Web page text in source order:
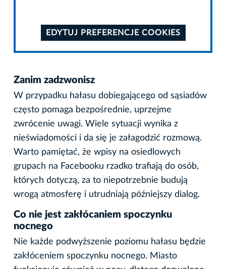
EDYTUJ PREFERENCJE COOKIES
Zanim zadzwonisz
W przypadku hałasu dobiegającego od sąsiadów
często pomaga bezpośrednie, uprzejme
zwrócenie uwagi. Wiele sytuacji wynika z
nieświadomości i da się je załagodzić rozmową.
Warto pamiętać, że wpisy na osiedlowych
grupach na Facebooku rzadko trafiają do osób,
których dotyczą, za to niepotrzebnie budują
wrogą atmosferę i utrudniają późniejszy dialog.
Co nie jest zakłócaniem spoczynku
nocnego
Nie każde podwyższenie poziomu hałasu będzie
zakłóceniem spoczynku nocnego. Miasto